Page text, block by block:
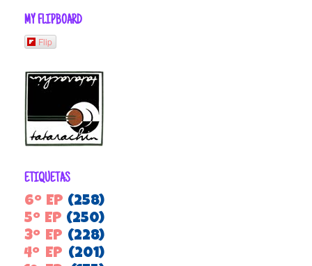
MY FLIPBOARD
Flip
ETIQUETAS
6º EP (258)
5º EP (250)
3º EP (228)
4º EP (201)